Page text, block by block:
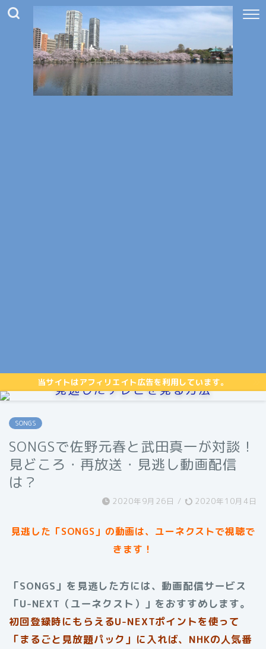
当サイトはアフィリエイト広告を利用しています。
見逃したテレビを見る方法
SONGS
SONGSで佐野元春と武田真一が対談！
見どころ・再放送・見逃し動画配信
は？
2020年9月26日 / 2020年10月4日
見逃した「SONGS」の動画は、ユーネクストで視聴で
きます！
「SONGS」を見逃した方には、動画配信サービス
「U-NEXT（ユーネクスト）」をおすすめします。
初回登録時にもらえるU-NEXTポイントを使って
「まるごと見放題パック」に入れば、NHKの人気番